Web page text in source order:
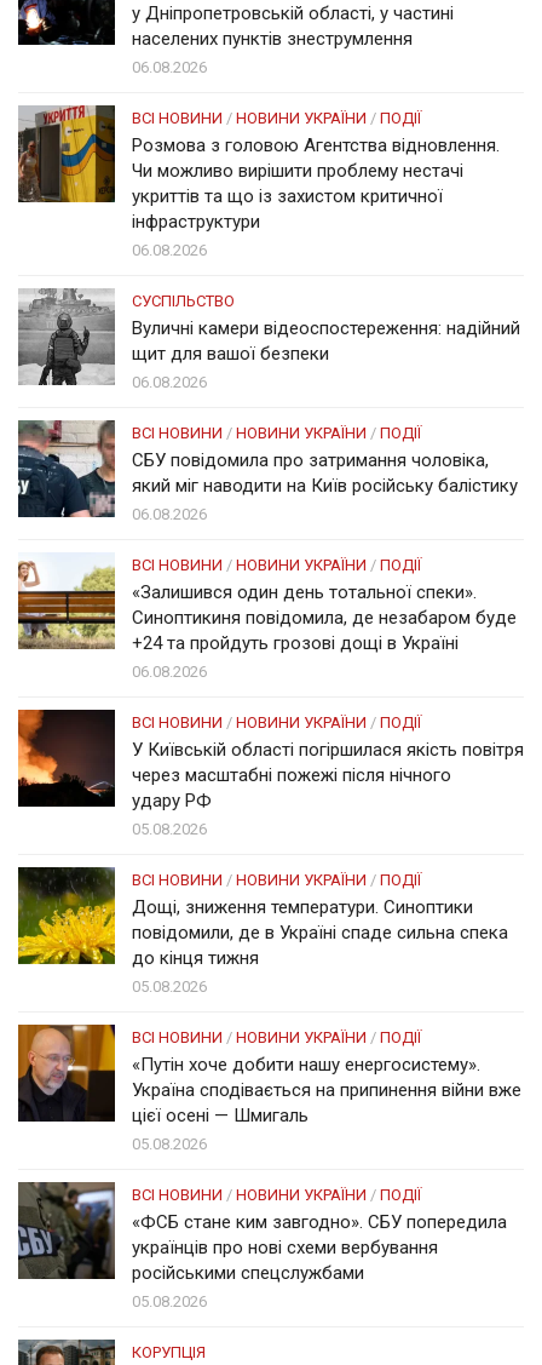
у Дніпропетровській області, у частині
населених пунктів знеструмлення
06.08.2026
ВСІ НОВИНИ / НОВИНИ УКРАЇНИ / ПОДІЇ
Розмова з головою Агентства відновлення.
Чи можливо вирішити проблему нестачі
укриттів та що із захистом критичної
інфраструктури
06.08.2026
СУСПІЛЬСТВО
Вуличні камери відеоспостереження: надійний
щит для вашої безпеки
06.08.2026
ВСІ НОВИНИ / НОВИНИ УКРАЇНИ / ПОДІЇ
СБУ повідомила про затримання чоловіка,
який міг наводити на Київ російську балістику
06.08.2026
ВСІ НОВИНИ / НОВИНИ УКРАЇНИ / ПОДІЇ
«Залишився один день тотальної спеки».
Синоптикиня повідомила, де незабаром буде
+24 та пройдуть грозові дощі в Україні
06.08.2026
ВСІ НОВИНИ / НОВИНИ УКРАЇНИ / ПОДІЇ
У Київській області погіршилася якість повітря
через масштабні пожежі після нічного
удару РФ
05.08.2026
ВСІ НОВИНИ / НОВИНИ УКРАЇНИ / ПОДІЇ
Дощі, зниження температури. Синоптики
повідомили, де в Україні спаде сильна спека
до кінця тижня
05.08.2026
ВСІ НОВИНИ / НОВИНИ УКРАЇНИ / ПОДІЇ
«Путін хоче добити нашу енергосистему».
Україна сподівається на припинення війни вже
цієї осені — Шмигаль
05.08.2026
ВСІ НОВИНИ / НОВИНИ УКРАЇНИ / ПОДІЇ
«ФСБ стане ким завгодно». СБУ попередила
українців про нові схеми вербування
російськими спецслужбами
05.08.2026
КОРУПЦІЯ